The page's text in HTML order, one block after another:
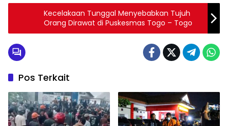
Kecelakaan Tunggal Menyebabkan Tujuh
Orang Dirawat di Puskesmas Togo – Togo
Pos Terkait